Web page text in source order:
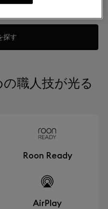
探す
職人技が光る
Roon Ready
AirPlay